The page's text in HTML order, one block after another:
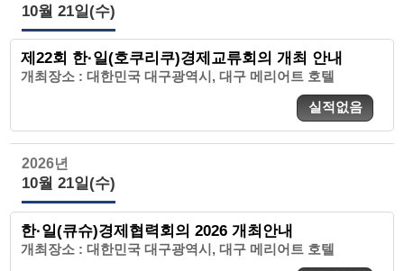
10월 21일(수)
제22회 한·일(호쿠리쿠)경제교류회의 개최 안내
개최장소 : 대한민국 대구광역시, 대구 메리어트 호텔
실적없음
2026년
10월 21일(수)
한·일(큐슈)경제협력회의 2026 개최안내
개최장소 : 대한민국 대구광역시, 대구 메리어트 호텔